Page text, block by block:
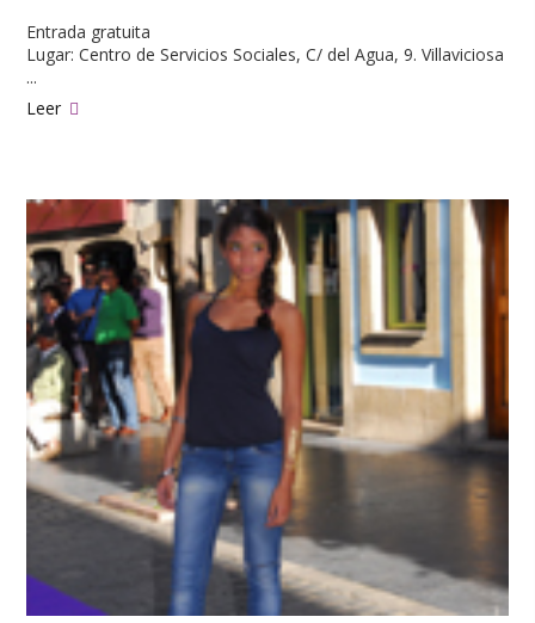
Entrada gratuita
Lugar: Centro de Servicios Sociales, C/ del Agua, 9. Villaviciosa
...
Leer